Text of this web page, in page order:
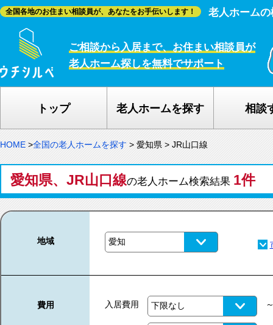
全国各地のお住まい相談員が、あなたをお手伝いします！ 老人ホーム
ご相談から入居まで、お住まい相談員が
老人ホーム探しを無料でサポート
トップ 老人ホームを探す 相談
HOME >全国の老人ホームを探す > 愛知県 > JR山口線
愛知県、JR山口線の老人ホーム検索結果 1件
地域
費用 入居費用